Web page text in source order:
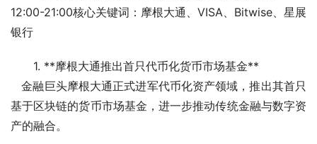
12:00-21:00核心关键词：摩根大通、VISA、Bitwise、星展
银行
1. **摩根大通推出首只代币化货币市场基金**
   金融巨头摩根大通正式进军代币化资产领域，推出其首只
基于区块链的货币市场基金，进一步推动传统金融与数字资
产的融合。